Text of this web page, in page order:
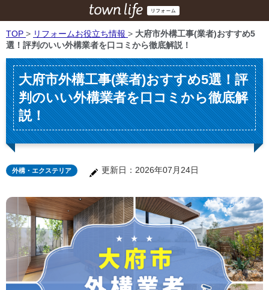
TOP > リフォームお役立ち情報 > 大府市外構工事(業者)おすすめ5
選！評判のいい外構業者を口コミから徹底解説！
大府市外構工事(業者)おすすめ5選！評
判のいい外構業者を口コミから徹底解
説！
外構・エクステリア 更新日：2026年07月24日